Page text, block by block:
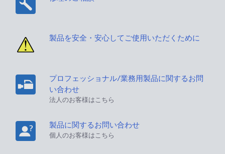
製品を安全・安心してご使用いただくために
プロフェッショナル/業務用製品に関するお問
い合わせ
法人のお客様はこちら
製品に関するお問い合わせ
個人のお客様はこちら